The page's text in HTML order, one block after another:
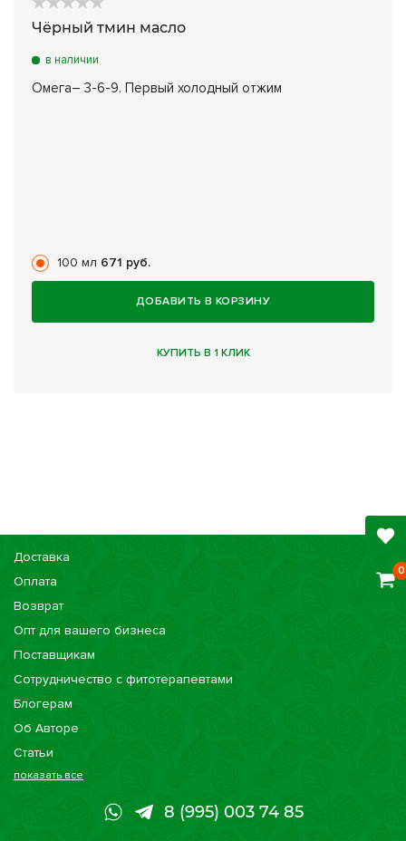
Чёрный тмин масло
в наличии
Омега– 3-6-9. Первый холодный отжим
100 мл 671 руб.
ДОБАВИТЬ В КОРЗИНУ
КУПИТЬ В 1 КЛИК
0
Доставка
Оплата
Возврат
Опт для вашего бизнеса
Поставщикам
Сотрудничество с фитотерапевтами
Блогерам
Об Авторе
Статьи
Консультации
Наши магазины
показать все
8 (995) 003 74 85